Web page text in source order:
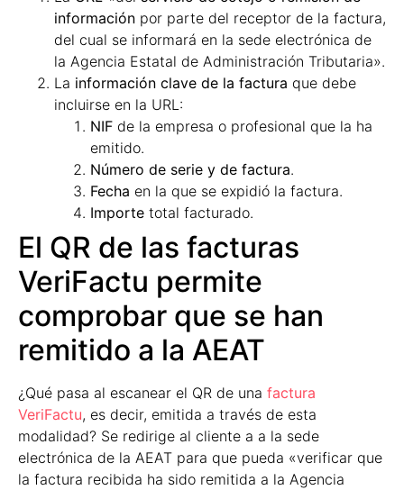
información por parte del receptor de la factura,
del cual se informará en la sede electrónica de
la Agencia Estatal de Administración Tributaria».
La información clave de la factura que debe
incluirse en la URL:
NIF de la empresa o profesional que la ha
emitido.
Número de serie y de factura.
Fecha en la que se expidió la factura.
Importe total facturado.
El QR de las facturas
VeriFactu permite
comprobar que se han
remitido a la AEAT
¿Qué pasa al escanear el QR de una factura
VeriFactu, es decir, emitida a través de esta
modalidad? Se redirige al cliente a a la sede
electrónica de la AEAT para que pueda «verificar que
la factura recibida ha sido remitida a la Agencia